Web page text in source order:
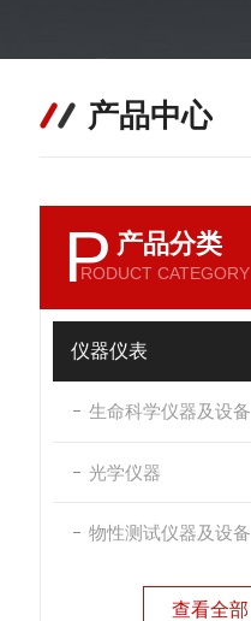
产品中心
P 产品分类
RODUCT CATEGORY
仪器仪表
生命科学仪器及设备
光学仪器
物性测试仪器及设备
查看全部